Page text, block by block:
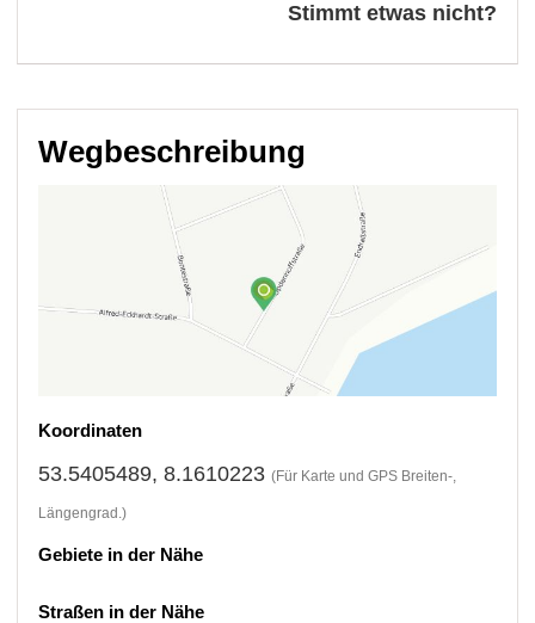
Stimmt etwas nicht?
Wegbeschreibung
Koordinaten
53.5405489, 8.1610223 (Für Karte und GPS Breiten-,
Längengrad.)
Gebiete in der Nähe
Straßen in der Nähe